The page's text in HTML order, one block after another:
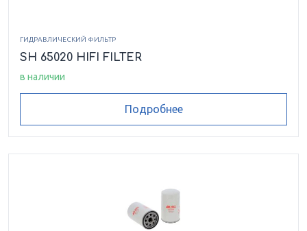
ГИДРАВЛИЧЕСКИЙ ФИЛЬТР
SH 65020 HIFI FILTER
в наличии
Подробнее